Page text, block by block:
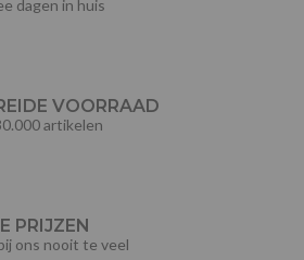
dagen in huis
VOORRAAD
artikelen
PRIJZEN
ons nooit te veel